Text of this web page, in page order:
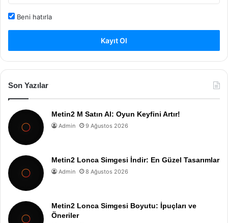
Beni hatırla
Kayıt Ol
Son Yazılar
Metin2 M Satın Al: Oyun Keyfini Artır!
Admin 9 Ağustos 2026
Metin2 Lonca Simgesi İndir: En Güzel Tasarımlar
Admin 8 Ağustos 2026
Metin2 Lonca Simgesi Boyutu: İpuçları ve
Öneriler